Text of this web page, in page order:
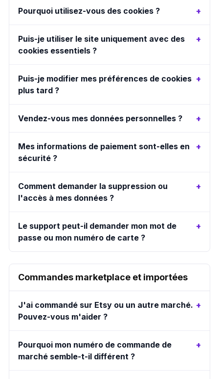
Pourquoi utilisez-vous des cookies ?
Puis-je utiliser le site uniquement avec des
cookies essentiels ?
Puis-je modifier mes préférences de cookies
plus tard ?
Vendez-vous mes données personnelles ?
Mes informations de paiement sont-elles en
sécurité ?
Comment demander la suppression ou
l'accès à mes données ?
Le support peut-il demander mon mot de
passe ou mon numéro de carte ?
Commandes marketplace et importées
J'ai commandé sur Etsy ou un autre marché.
Pouvez-vous m'aider ?
Pourquoi mon numéro de commande de
marché semble-t-il différent ?